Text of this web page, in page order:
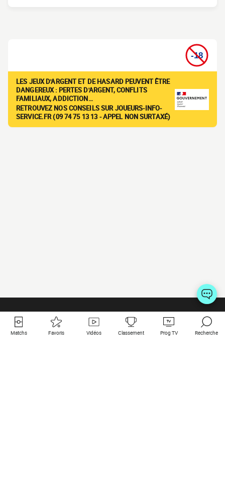
LES JEUX D'ARGENT ET DE HASARD PEUVENT ÊTRE
DANGEREUX : PERTES D'ARGENT, CONFLITS
FAMILIAUX, ADDICTION…
RETROUVEZ NOS CONSEILS SUR JOUEURS-INFO-
SERVICE.FR (09 74 75 13 13 - APPEL NON SURTAXÉ)
Matchs Favoris Vidéos Classement Prog TV Recherche